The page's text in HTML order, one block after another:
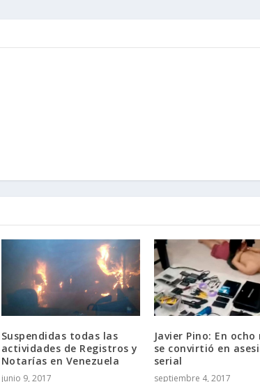
Suspendidas todas las
actividades de Registros y
Notarías en Venezuela
junio 9, 2017
Javier Pino: En ocho
se convirtió en
serial
septiembre 4, 2017